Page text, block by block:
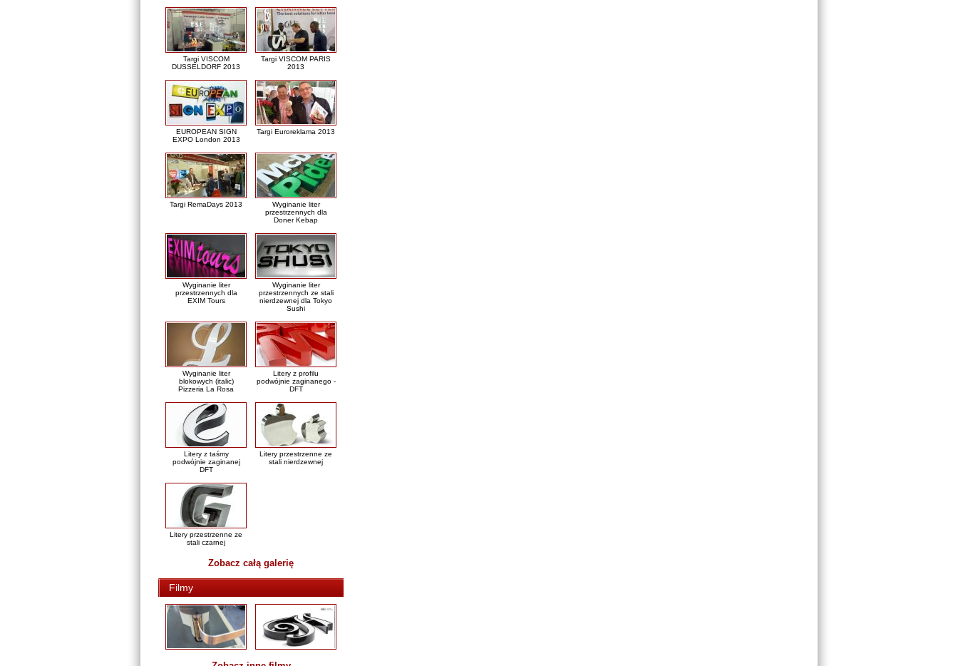
Targi VISCOM
DUSSELDORF 2013
Targi VISCOM PARIS
2013
EUROPEAN SIGN
EXPO London 2013
Targi Euroreklama 2013
Targi RemaDays 2013
Wyginanie liter
przestrzennych dla
Doner Kebap
Wyginanie liter
przestrzennych dla
EXIM Tours
Wyginanie liter
przestrzennych ze stali
nierdzewnej dla Tokyo
Sushi
Wyginanie liter
blokowych (italic)
Pizzeria La Rosa
Litery z profilu
podwójnie zaginanego -
DFT
Litery z taśmy
podwójnie zaginanej
DFT
Litery przestrzenne ze
stali nierdzewnej
Litery przestrzenne ze
stali czarnej
Zobacz całą galerię
Filmy